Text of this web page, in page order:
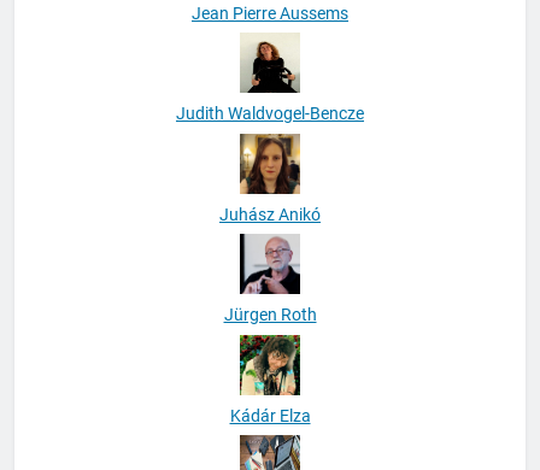
Jean Pierre Aussems
Judith Waldvogel-Bencze
Juhász Anikó
Jürgen Roth
Kádár Elza